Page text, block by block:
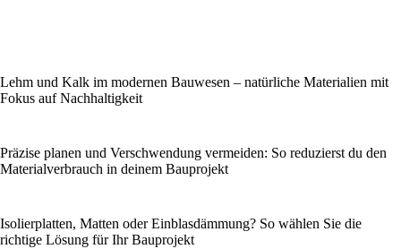
Lehm und Kalk im modernen Bauwesen – natürliche Materialien mit
Fokus auf Nachhaltigkeit
Präzise planen und Verschwendung vermeiden: So reduzierst du den
Materialverbrauch in deinem Bauprojekt
Isolierplatten, Matten oder Einblasdämmung? So wählen Sie die
richtige Lösung für Ihr Bauprojekt